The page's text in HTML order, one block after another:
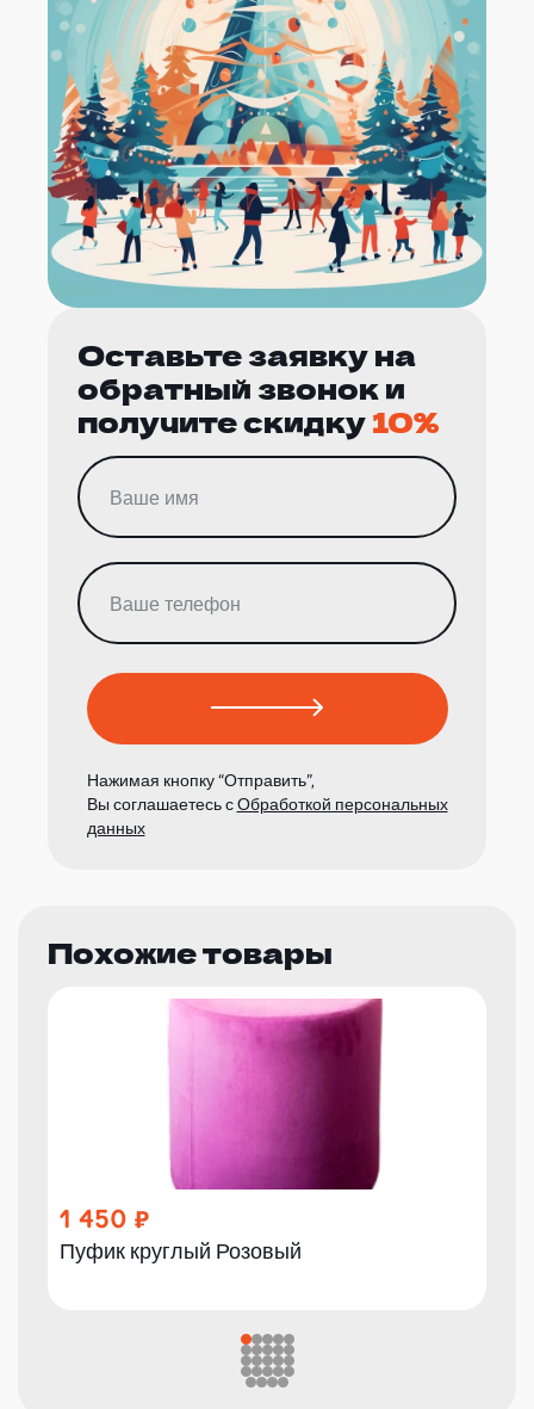
Оставьте заявку на
обратный звонок и
получите скидку10%
Нажимая кнопку “Отправить”,
Вы соглашаетесь сОбработкой персональных
данных
Похожие товары
1 450
Пуфик круглый Розовый